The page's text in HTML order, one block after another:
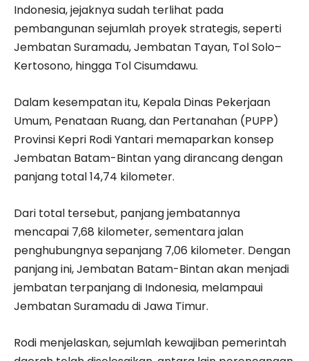
Indonesia, jejaknya sudah terlihat pada
pembangunan sejumlah proyek strategis, seperti
Jembatan Suramadu, Jembatan Tayan, Tol Solo–
Kertosono, hingga Tol Cisumdawu.
Dalam kesempatan itu, Kepala Dinas Pekerjaan
Umum, Penataan Ruang, dan Pertanahan (PUPP)
Provinsi Kepri Rodi Yantari memaparkan konsep
Jembatan Batam-Bintan yang dirancang dengan
panjang total 14,74 kilometer.
Dari total tersebut, panjang jembatannya
mencapai 7,68 kilometer, sementara jalan
penghubungnya sepanjang 7,06 kilometer. Dengan
panjang ini, Jembatan Batam-Bintan akan menjadi
jembatan terpanjang di Indonesia, melampaui
Jembatan Suramadu di Jawa Timur.
Rodi menjelaskan, sejumlah kewajiban pemerintah